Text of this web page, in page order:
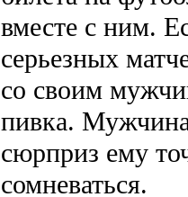
вместе с ним.
серьезных
со своим
пивка. Мужчина
сюрприз ему
сомневаться.